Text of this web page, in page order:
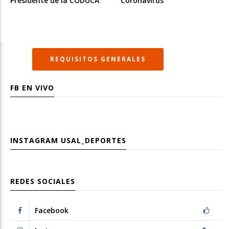
REQUISITOS GENERALES
FB EN VIVO
INSTAGRAM USAL_DEPORTES
REDES SOCIALES
Facebook